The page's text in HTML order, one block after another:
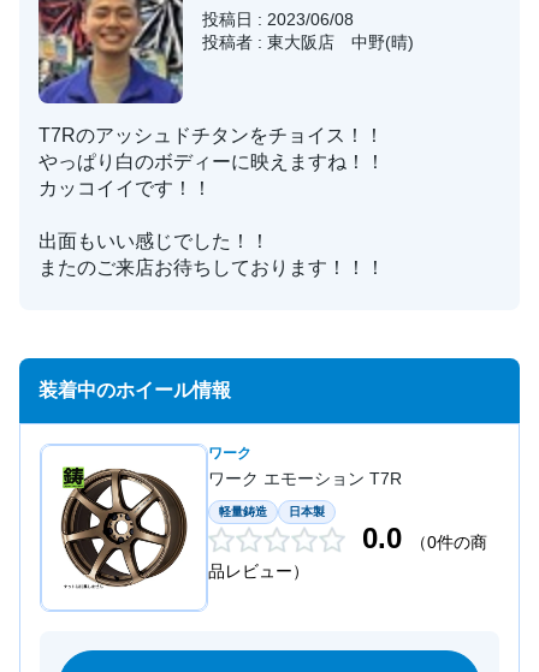
投稿日 : 2023/06/08
投稿者 : 東大阪店 中野(晴)
T7Rのアッシュドチタンをチョイス！！
やっぱり白のボディーに映えますね！！
カッコイイです！！
出面もいい感じでした！！
またのご来店お待ちしております！！！
装着中のホイール情報
ワーク
ワーク エモーション T7R
軽量鋳造 日本製
0.0
（0件の商
品レビュー）